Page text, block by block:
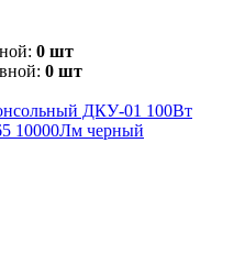
0 шт
0 шт
ДКУ-01 100Вт
10000Лм черный